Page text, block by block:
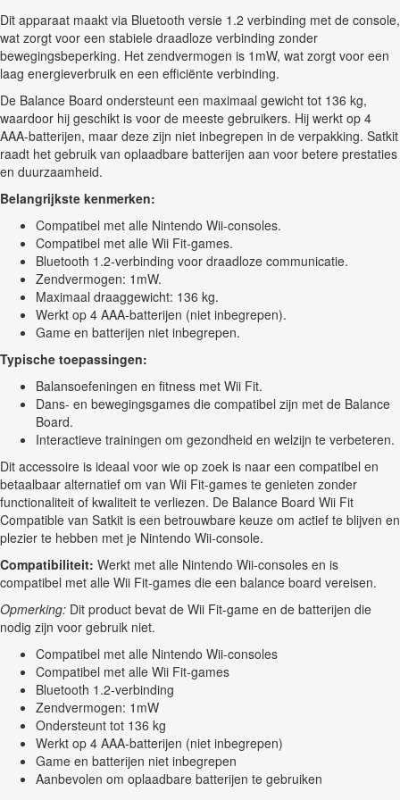
Dit apparaat maakt via Bluetooth versie 1.2 verbinding met de console,
wat zorgt voor een stabiele draadloze verbinding zonder
bewegingsbeperking. Het zendvermogen is 1mW, wat zorgt voor een
laag energieverbruik en een efficiënte verbinding.
De Balance Board ondersteunt een maximaal gewicht tot 136 kg,
waardoor hij geschikt is voor de meeste gebruikers. Hij werkt op 4
AAA-batterijen, maar deze zijn niet inbegrepen in de verpakking. Satkit
raadt het gebruik van oplaadbare batterijen aan voor betere prestaties
en duurzaamheid.
Belangrijkste kenmerken:
Compatibel met alle Nintendo Wii-consoles.
Compatibel met alle Wii Fit-games.
Bluetooth 1.2-verbinding voor draadloze communicatie.
Zendvermogen: 1mW.
Maximaal draaggewicht: 136 kg.
Werkt op 4 AAA-batterijen (niet inbegrepen).
Game en batterijen niet inbegrepen.
Typische toepassingen:
Balansoefeningen en fitness met Wii Fit.
Dans- en bewegingsgames die compatibel zijn met de Balance
Board.
Interactieve trainingen om gezondheid en welzijn te verbeteren.
Dit accessoire is ideaal voor wie op zoek is naar een compatibel en
betaalbaar alternatief om van Wii Fit-games te genieten zonder
functionaliteit of kwaliteit te verliezen. De Balance Board Wii Fit
Compatible van Satkit is een betrouwbare keuze om actief te blijven en
plezier te hebben met je Nintendo Wii-console.
Compatibiliteit: Werkt met alle Nintendo Wii-consoles en is
compatibel met alle Wii Fit-games die een balance board vereisen.
Opmerking: Dit product bevat de Wii Fit-game en de batterijen die
nodig zijn voor gebruik niet.
Compatibel met alle Nintendo Wii-consoles
Compatibel met alle Wii Fit-games
Bluetooth 1.2-verbinding
Zendvermogen: 1mW
Ondersteunt tot 136 kg
Werkt op 4 AAA-batterijen (niet inbegrepen)
Game en batterijen niet inbegrepen
Aanbevolen om oplaadbare batterijen te gebruiken